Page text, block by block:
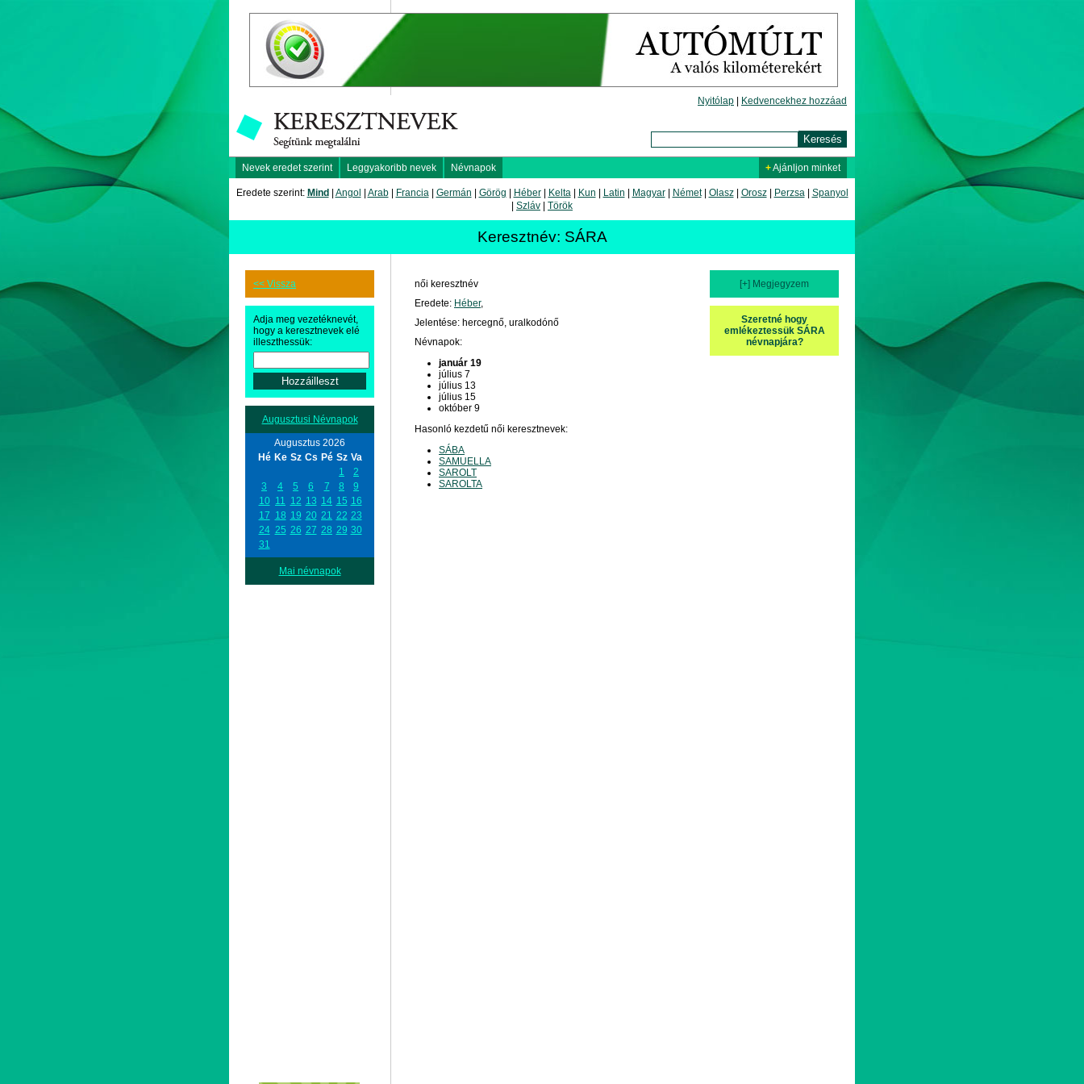
Nyitólap Kedvencekhez hozzáad
Nevek eredet szerint Leggyakoribb nevek Névnapok +Ajánljon minket
Eredete szerint: Mind Angol Arab| Francia| Germán Görög Héber| Kelta| Kun Latin Magyar| Német| Olasz| Orosz| Perzsa| Spanyol
Szláv Török
Keresztnév: SÁRA
<< Vissza
Adja meg vezetéknevét,
hogy a keresztnevek elé
illeszthessük:
Augusztusi Névnapok
Augusztus 2026
Hé Ke Sz Cs Pé Sz Va
1
2
3
4 5 6 7 8
9
10 11 12 13 14 15 16
17 18 19 20 21 22 23
24 25 26 27 28 29 30
31
Mai névnapok
[+] Megjegyzem
Szeretné hogy
emlékeztessük SÁRA
névnapjára?
női keresztnév
Eredete: Héber,
Jelentése: hercegnő, uralkodónő
Névnapok:
január 19
július 7
július 13
július 15
október 9
Hasonló kezdetű női keresztnevek:
SÁBA
SAMUELLA
SAROLT
SAROLTA